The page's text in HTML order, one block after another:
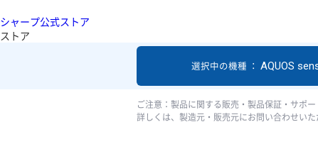
シャープ公式ストア
ストア
選択中の機種 ： AQUOS
ご注意：製品に関する販売・製品保証・サポ
詳しくは、製造元・販売元にお問い合わせいた